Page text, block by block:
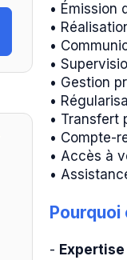
• Émission
•
•
•
• Gestion
•
• Transfert
• Compte-
• Accès à
•
-